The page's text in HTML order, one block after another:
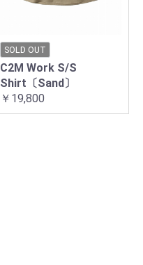
SOLD OUT
C2M Work S/S
Shirt〔Sand〕
￥19,800